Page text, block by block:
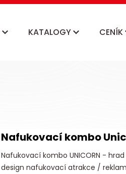
KATALOGY CENÍK
Nafukovací kombo
Nafukovací kombo UNICORN -
design nafukovací atrakce /